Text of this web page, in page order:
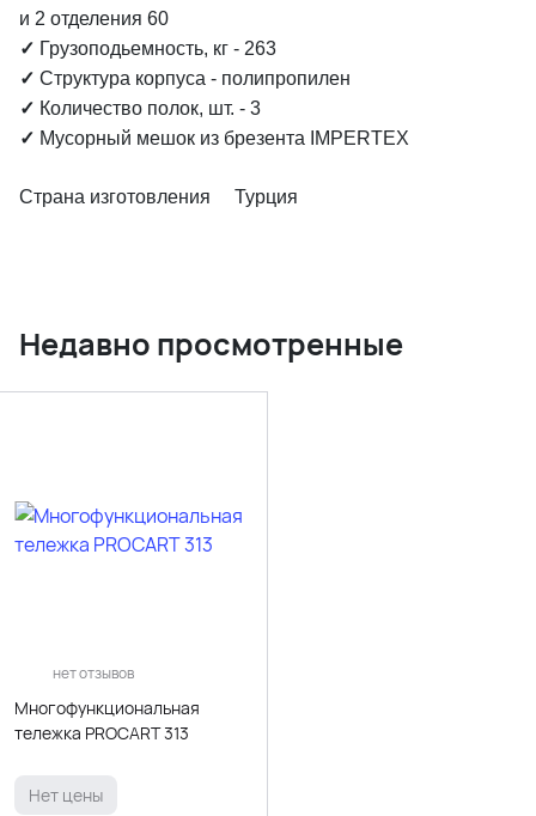
и 2 отделения 60
✓ Грузоподьемность, кг - 263
✓ Структура корпуса - полипропилен
✓ Количество полок, шт. - 3
✓ Мусорный мешок из брезента IMPERTEX
Страна изготовления Турция
Недавно просмотренные
нет отзывов
Многофункциональная
тележка PROCART 313
Нет цены